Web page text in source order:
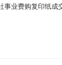
事业费购复印纸